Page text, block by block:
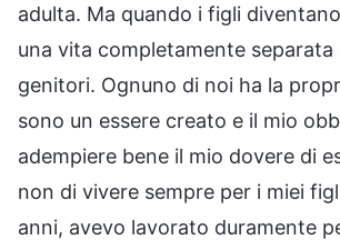
adulta. Ma quando i figli
una vita completamente separata
genitori. Ognuno di noi ha la
sono un essere creato e il mio
adempiere bene il mio dovere di
non di vivere sempre per i miei
anni, avevo lavorato duramente